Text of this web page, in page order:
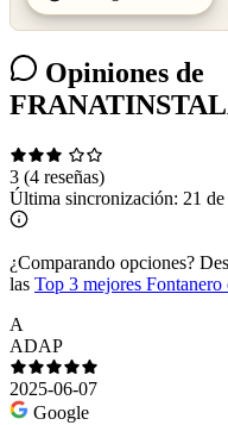
Opiniones de
3 (4 reseñas)
Última sincronización: 21
¿Comparando opciones?
las Top 3 mejores Fontanero
A
ADAP
2025-06-07
Google